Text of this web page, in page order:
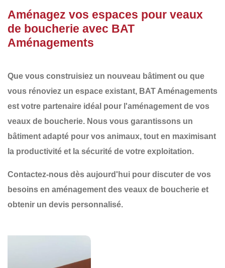
Aménagez vos espaces pour veaux
de boucherie avec BAT
Aménagements
Que vous construisiez un nouveau bâtiment ou que
vous rénoviez un espace existant, BAT Aménagements
est votre partenaire idéal pour l'aménagement de vos
veaux de boucherie. Nous vous garantissons un
bâtiment adapté pour vos animaux, tout en maximisant
la productivité et la sécurité de votre exploitation.
Contactez-nous dès aujourd'hui pour discuter de vos
besoins en aménagement des veaux de boucherie et
obtenir un devis personnalisé.